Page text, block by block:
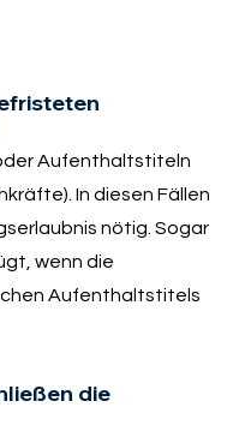
Aufenthaltstiteln
In diesen Fällen
nötig. Sogar
wenn die
Aufenthaltstitels
die